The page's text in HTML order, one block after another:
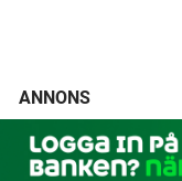
ANNONS